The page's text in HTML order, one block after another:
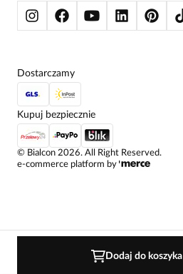
Dodaj do koszyka
© Bialcon 2026. All Right Reserved.
e-commerce platform by
Dostarczamy
Kupuj bezpiecznie